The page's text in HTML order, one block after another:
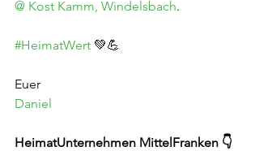
@ Kost Kamm, Windelsbach.
#HeimatWert 💚💪
Euer
Daniel
HeimatUnternehmen MittelFranken 👇